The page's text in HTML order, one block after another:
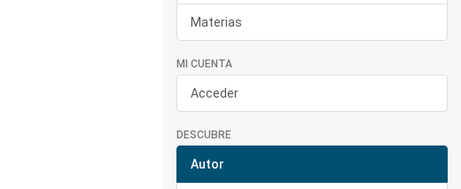
Materias
MI CUENTA
Acceder
DESCUBRE
Autor